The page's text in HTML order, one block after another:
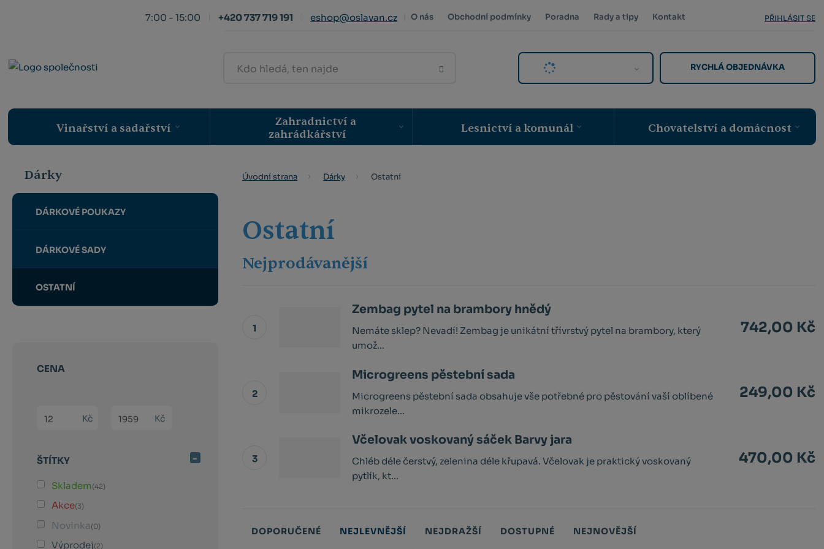
7:00 - 15:00 +420 737 719 191 eshop@oslavan.cz O nás Obchodní podmínky Poradna Rady a tipy Kontakt PŘIHLÁSIT SE
hledá,
RYCHLÁ OBJEDNÁVKA
Vinařství a sadařství
Zahradnictví a
zahrádkářství
Lesnictví a komunál Chovatelství a domácnost
Úvodní strana Dárky Ostatní
Ostatní
Nejprodávanější
1
Zembag pytel na brambory hnědý
Nemáte sklep? Nevadí! Zembag je unikátní třívrstvý pytel na brambory, který
umož...
742,00 Kč
2
Microgreens pěstební sada
Microgreens pěstební sada obsahuje vše potřebné pro pěstování vaší oblíbené
mikrozele...
249,00 Kč
3
Včelovak voskovaný sáček Barvy jara
Chléb déle čerstvý, zelenina déle křupavá. Včelovak je praktický voskovaný
pytlík, kt...
470,00 Kč
DOPORUČENÉ NEJLEVNĚJŠÍ NEJDRAŽŠÍ DOSTUPNÉ NEJNOVĚJŠÍ
Dárky
DÁRKOVÉ POUKAZY
DÁRKOVÉ SADY
OSTATNÍ
CENA
Min. hodnota
Kč
Max. hodnota Kč
ŠTÍTKY
Skladem(42)
Akce(3)
Novinka (0)
Výprodej(2)